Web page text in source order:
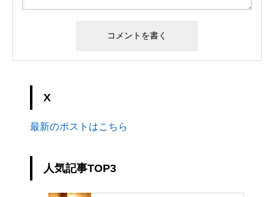
X
最新のポストはこちら
人気記事TOP3